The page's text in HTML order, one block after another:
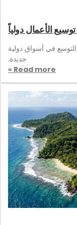
الأعمال دولياً
في أسواق دولية
جديدة.
Read more »